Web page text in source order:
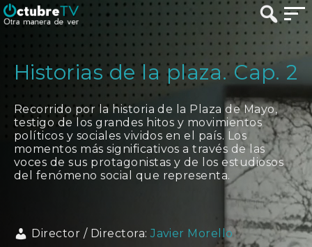
Historias de la plaza. Cap. 2
Recorrido por la historia de la Plaza de Mayo,
testigo de los grandes hitos y movimientos
políticos y sociales vividos en el país. Los
momentos más significativos a través de las
voces de sus protagonistas y de los estudiosos
del fenómeno social que representa.
Director / Directora:Javier Morello